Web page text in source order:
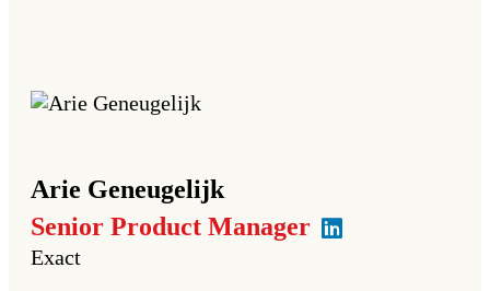
Arie Geneugelijk
Senior Product Manager
Exact